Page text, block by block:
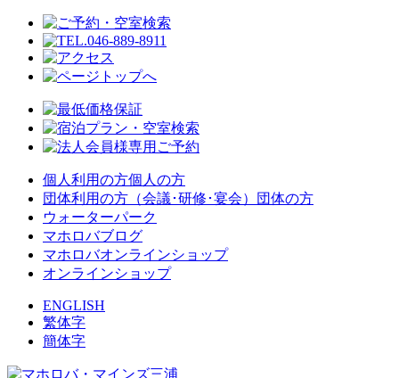
個人利用の方個人の方
団体利用の方（会議･研修･宴会）
団体の方
ウォーターパーク
マホロバブログ
マホロバオンラインショップ
オンラインショップ
ENGLISH
繁体字
簡体字